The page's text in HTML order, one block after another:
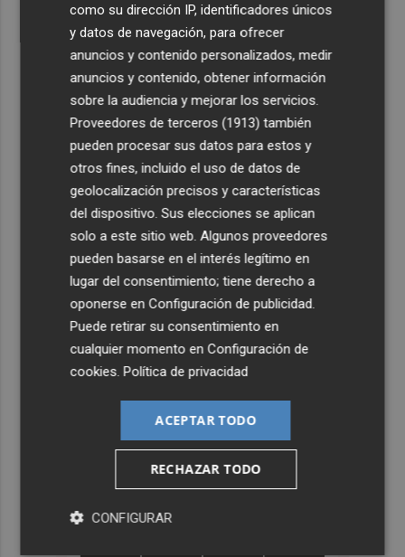
El incendio del Cerro Maestre de Jumilla activa el Plan
Infomur en situación 1
como su dirección IP, identificadores únicos
y datos de navegación, para ofrecer
anuncios y contenido personalizados, medir
anuncios y contenido, obtener información
sobre la audiencia y mejorar los servicios.
Proveedores de terceros (1913) también
pueden procesar sus datos para estos y
otros fines, incluido el uso de datos de
geolocalización precisos y características
del dispositivo. Sus elecciones se aplican
solo a este sitio web. Algunos proveedores
pueden basarse en el interés legítimo en
lugar del consentimiento; tiene derecho a
oponerse enConfiguración de publicidad
Puede retirar su consentimiento en
cualquier momento enConfiguración de
cookies .Política de privacidad
ACEPTAR TODO
RECHAZAR TODO
CONFIGURAR